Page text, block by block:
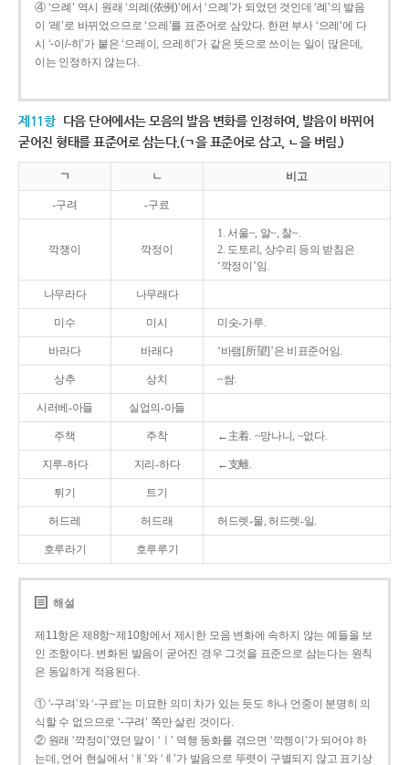
④ ‘으례’ 역시 원래 ‘의례(依例)’에서 ‘으례’가 되었던 것인데 ‘례’의 발음
이 ‘레’로 바뀌었으므로 ‘으레’를 표준어로 삼았다. 한편 부사 ‘으레’에 다
시 ‘-이/-히’가 붙은 ‘으레이, 으레히’가 같은 뜻으로 쓰이는 일이 많은데,
이는 인정하지 않는다.
제11항 다음 단어에서는 모음의 발음 변화를 인정하여, 발음이 바뀌어
굳어진 형태를 표준어로 삼는다.(ㄱ을 표준어로 삼고, ㄴ을 버림.)
ㄱ ㄴ 비고
-구려 -구료
깍쟁이 깍정이
1. 서울~, 알~, 찰~.
2. 도토리, 상수리 등의 받침은
‘깍정이’임.
나무라다 나무래다
미수 미시 미숫-가루.
바라다 바래다 ‘바램[所望]’은 비표준어임.
상추 상치 ~쌈.
시러베-아들 실업의-아들
주책 주착 ←主着. ~망나니, ~없다.
지루-하다 지리-하다 ←支離.
튀기 트기
허드레 허드래 허드렛-물, 허드렛-일.
호루라기 호루루기
해설
제11항은 제8항~제10항에서 제시한 모음 변화에 속하지 않는 예들을 보
인 조항이다. 변화된 발음이 굳어진 경우 그것을 표준으로 삼는다는 원칙
은 동일하게 적용된다.
① ‘-구려’와 ‘-구료’는 미묘한 의미 차가 있는 듯도 하나 언중이 분명히 의
식할 수 없으므로 ‘-구려’ 쪽만 살린 것이다.
② 원래 ‘깍정이’였던 말이 ‘ㅣ’ 역행 동화를 겪으면 ‘깍젱이’가 되어야 하
는데, 언어 현실에서 ‘ㅐ’와 ‘ㅔ’가 발음으로 뚜렷이 구별되지 않고 표기상